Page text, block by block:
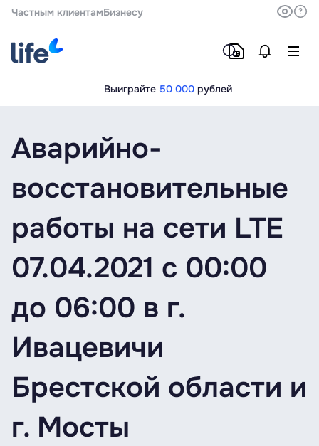
Частным клиентамБизнесу
Выиграйте 50 000 рублей
Аварийно-
восстановительные
работы на сети LTE
07.04.2021 c 00:00
до 06:00 в г.
Ивацевичи
Брестской области и
г. Мосты